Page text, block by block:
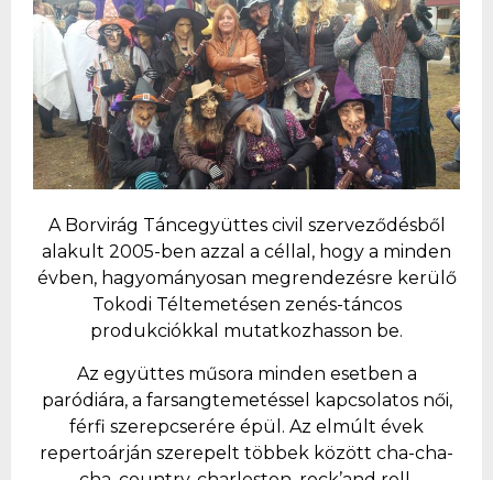
A Borvirág Táncegyüttes civil szerveződésből
alakult 2005-ben azzal a céllal, hogy a minden
évben, hagyományosan megrendezésre kerülő
Tokodi Téltemetésen zenés-táncos
produkciókkal mutatkozhasson be.
Az együttes műsora minden esetben a
paródiára, a farsangtemetéssel kapcsolatos női,
férfi szerepcserére épül. Az elmúlt évek
repertoárján szerepelt többek között cha-cha-